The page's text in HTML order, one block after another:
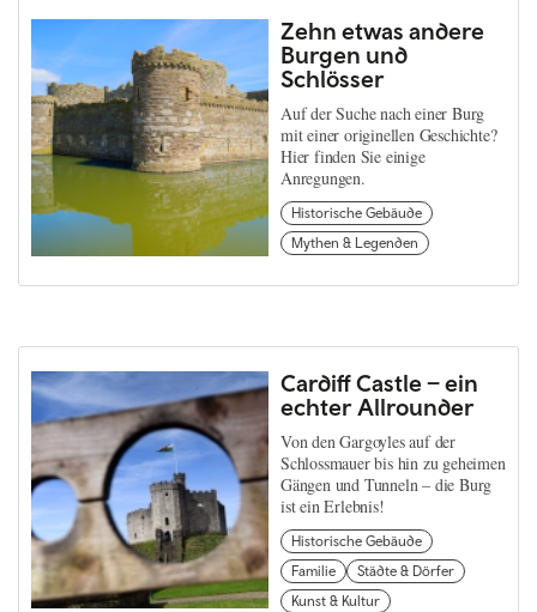
Zehn etwas andere
Burgen und
Schlösser
Auf der Suche nach einer Burg
mit einer originellen Geschichte?
Hier finden Sie einige
Anregungen.
Historische Gebäude
Mythen & Legenden
Cardiff Castle – ein
echter Allrounder
Von den Gargoyles auf der
Schlossmauer bis hin zu geheimen
Gängen und Tunneln – die Burg
ist ein Erlebnis!
Historische Gebäude
Familie
Städte & Dörfer
Kunst & Kultur